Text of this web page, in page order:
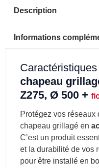
Description
Informations
chapeau
Z275, Ø 500 +
Protégez vos
chapeau grillagé en
C’est un produit
et la durabilité de vos
pour être installé en